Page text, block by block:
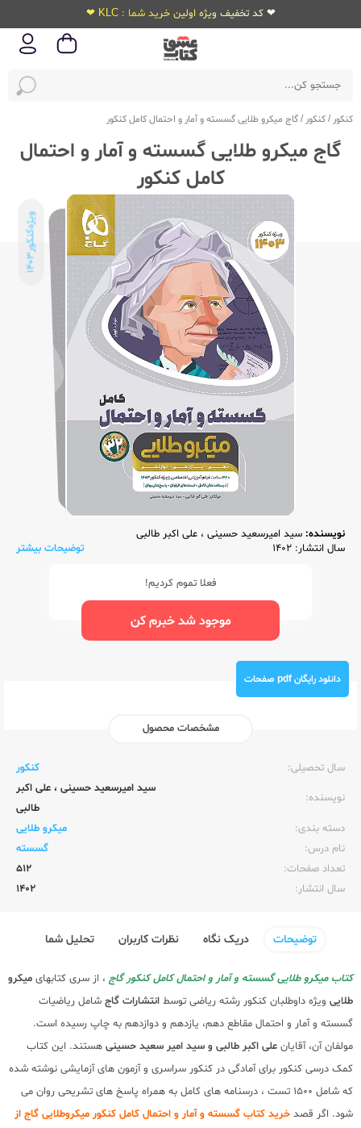
❤ کد تخفیف ویژه اولین خرید شما : KLC ❤
کنکور /کنکور /گاج میکرو طلایی گسسته و آمار و احتمال کامل کنکور
گاج میکرو طلایی گسسته و آمار و احتمال
کامل کنکور
ویژه‌کنکور
1403
نویسنده: سید امیرسعید حسینی ، علی اکبر طالبی
سال انتشار: 1402
توضیحات بیشتر
فعلا تموم کردیم!
موجود شد خبرم کن
دانلود رایگان pdf صفحات
مشخصات محصول
سال تحصیلی:‌
کنکور
نویسنده:‌
سید امیرسعید حسینی ، علی اکبر
طالبی
دسته بندی:
میکرو طلایی
نام درس:
گسسته
تعداد صفحات:‌
512
سال انتشار:‌
1402
توضیحات دریک نگاه نظرات کاربران تحلیل شما
کتاب میکرو طلایی گسسته و آمار و احتمال کامل کنکور گاج ، از سری کتابهای میکرو
طلایی ویژه داوطلبان کنکور رشته ریاضی توسط انتشارات گاج شامل ریاضیات
گسسته و آمار و احتمال مقاطع دهم، یازدهم و دوازدهم به چاپ رسیده است.
مولفان آن، آقایان علی اکبر طالبی و سید امیر سعید حسینی هستند. این کتاب
کمک درسی کنکور برای آمادگی در کنکور سراسری و آزمون های آزمایشی نوشته شده
که شامل 1500 تست ، درسنامه های کامل به همراه پاسخ های تشریحی روان می
شود. اگر قصد خرید کتاب گسسته و آمار و احتمال کامل کنکور میکروطلایی گاج از